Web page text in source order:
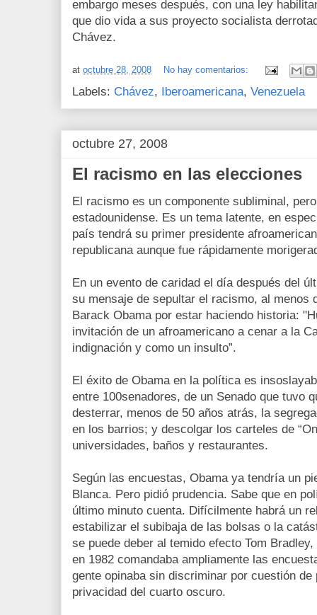
embargo meses después, con una ley
que dio vida a sus proyecto socialista
Chávez.
at octubre 28, 2008 No hay comentarios:
Labels: Chávez, Iberoamericana, Venezuela
octubre 27, 2008
El racismo en las elecciones
El racismo es un componente subliminal,
estadounidense. Es un tema latente, en
país tendrá su primer presidente
republicana aunque fue rápidamente
En un evento de caridad el día después del
su mensaje de sepultar el racismo, al menos
Barack Obama por estar haciendo historia:
invitación de un afroamericano a cenar a la
indignación y como un insulto”.
El éxito de Obama en la política es
entre 100senadores, de un Senado que tuvo
desterrar, menos de 50 años atrás, la
en los barrios; y descolgar los carteles de
universidades, baños y restaurantes.
Según las encuestas, Obama ya tendría un
Blanca. Pero pidió prudencia. Sabe que en
último minuto cuenta. Difícilmente habrá un
estabilizar el subibaja de las bolsas o la
se puede deber al temido efecto Tom
en 1982 comandaba ampliamente las
gente opinaba sin discriminar por cuestión
privacidad del cuarto oscuro.